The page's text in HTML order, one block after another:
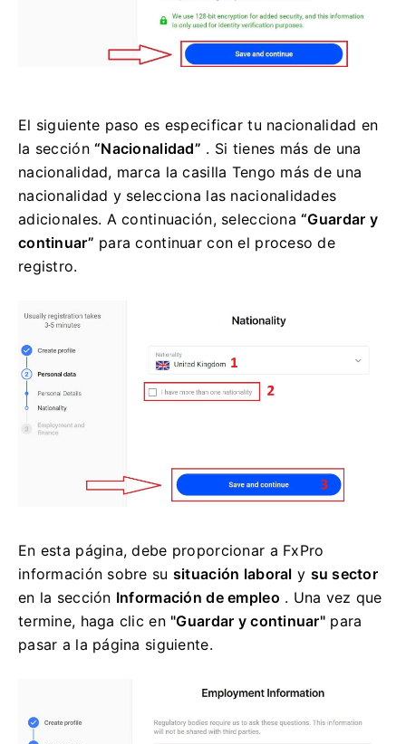
El siguiente paso es especificar tu nacionalidad en
la sección“Nacionalidad” . Si tienes más de una
nacionalidad, marca la casilla Tengo más de una
nacionalidad y selecciona las nacionalidades
adicionales. A continuación, selecciona“Guardar y
continuar” para continuar con el proceso de
registro.
En esta página, debe proporcionar a FxPro
información sobre su situación laboral y su sector
en la sección Información de empleo . Una vez que
termine, haga clic en "Guardar y continuar" para
pasar a la página siguiente.